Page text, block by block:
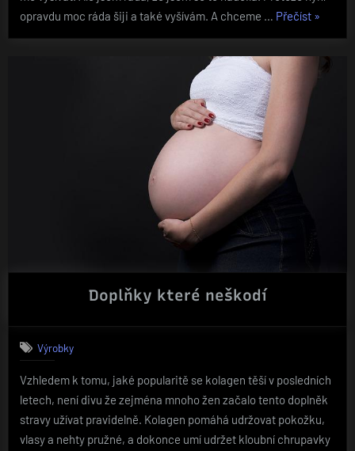
opravdu moc ráda šiji a také vyšívám. A chceme … Přečíst„Kvalitní
»
Doplňky které neškodí
Výrobky
Vzhledem k tomu, jaké popularitě se kolagen těší v posledních
letech, není divu že zejména mnoho žen začalo tento doplněk
stravy užívat pravidelně. Kolagen pomáhá udržovat pokožku,
vlasy a nehty pružné, a dokonce umí udržet kloubní chrupavky